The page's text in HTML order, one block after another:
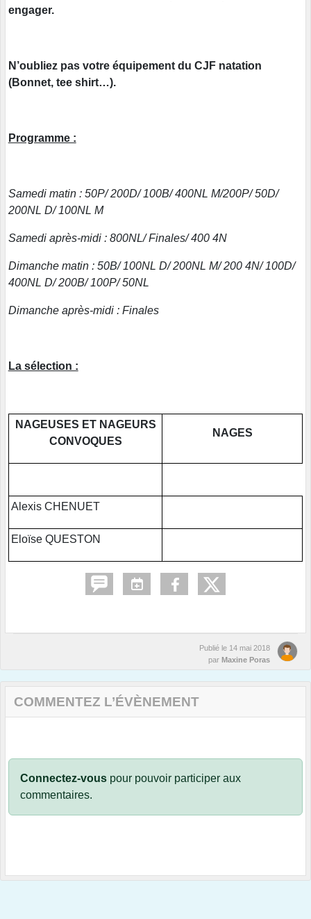
engager.
N’oubliez pas votre équipement du CJF natation
(Bonnet, tee shirt…).
Programme :
Samedi matin : 50P/ 200D/ 100B/ 400NL M/200P/ 50D/
200NL D/ 100NL M
Samedi après-midi : 800NL/ Finales/ 400 4N
Dimanche matin : 50B/ 100NL D/ 200NL M/ 200 4N/ 100D/
400NL D/ 200B/ 100P/ 50NL
Dimanche après-midi : Finales
La sélection :
NAGEUSES ET NAGEURS
CONVOQUES
NAGES
Alexis CHENUET
Eloïse QUESTON
Publié le 14 mai 2018
par Maxine Poras
COMMENTEZ L’ÉVÈNEMENT
Connectez-vous pour pouvoir participer aux
commentaires.